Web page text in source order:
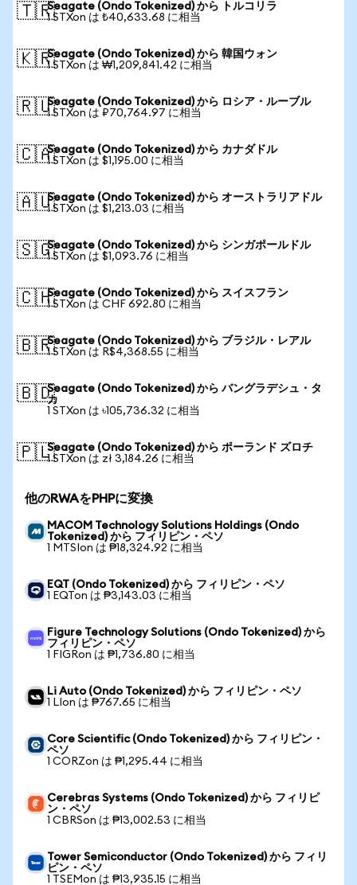
🇹🇷Seagate (Ondo Tokenized) から トルコリラ
1 STXon は ₺40,633.68 に相当
🇰🇷Seagate (Ondo Tokenized) から 韓国ウォン
1 STXon は ₩1,209,841.42 に相当
🇷🇺Seagate (Ondo Tokenized) から ロシア・ルーブル
1 STXon は ₽70,764.97 に相当
🇨🇦Seagate (Ondo Tokenized) から カナダドル
1 STXon は $1,195.00 に相当
🇦🇺Seagate (Ondo Tokenized) から オーストラリアドル
1 STXon は $1,213.03 に相当
🇸🇬Seagate (Ondo Tokenized) から シンガポールドル
1 STXon は $1,093.76 に相当
🇨🇭Seagate (Ondo Tokenized) から スイスフラン
1 STXon は CHF 692.80 に相当
🇧🇷Seagate (Ondo Tokenized) から ブラジル・レアル
1 STXon は R$4,368.55 に相当
🇧🇩Seagate (Ondo Tokenized) から バングラデシュ・タ
カ
1 STXon は ৳105,736.32 に相当
🇵🇱Seagate (Ondo Tokenized) から ポーランド ズロチ
1 STXon は zł 3,184.26 に相当
他のRWAをPHPに変換
MACOM Technology Solutions Holdings (Ondo
Tokenized) から フィリピン・ペソ
1 MTSIon は ₱18,324.92 に相当
EQT (Ondo Tokenized) から フィリピン・ペソ
1 EQTon は ₱3,143.03 に相当
Figure Technology Solutions (Ondo Tokenized) から
フィリピン・ペソ
1 FIGRon は ₱1,736.80 に相当
Li Auto (Ondo Tokenized) から フィリピン・ペソ
1 LIon は ₱767.65 に相当
Core Scientific (Ondo Tokenized) から フィリピン・
ペソ
1 CORZon は ₱1,295.44 に相当
Cerebras Systems (Ondo Tokenized) から フィリピ
ン・ペソ
1 CBRSon は ₱13,002.53 に相当
Tower Semiconductor (Ondo Tokenized) から フィリ
ピン・ペソ
1 TSEMon は ₱13,935.15 に相当